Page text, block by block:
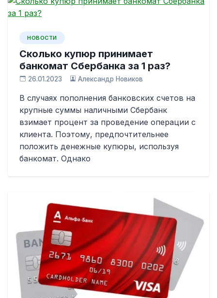
НОВОСТИ
Сколько купюр принимает
банкомат Сбербанка за 1 раз?
26.01.2023 Александр Новиков
В случаях пополнения банковских счетов на
крупные суммы наличными Сбербанк
взимает процент за проведение операции с
клиента. Поэтому, предпочтительнее
положить денежные купюры, используя
банкомат. Однако